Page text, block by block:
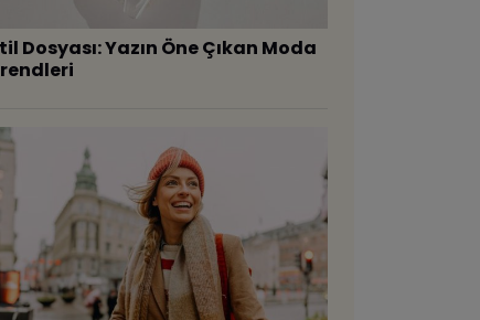
Dosyası: Yazın Öne Çıkan Moda